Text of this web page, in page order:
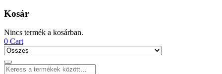
Kosár
Nincs termék a kosárban.
0 Cart